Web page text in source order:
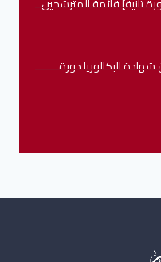
البكالوريا دورة